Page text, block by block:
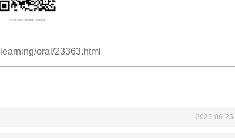
oral/23363.html
2025-06-25